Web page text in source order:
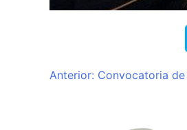
Navegación
Anterior: Convocatoria